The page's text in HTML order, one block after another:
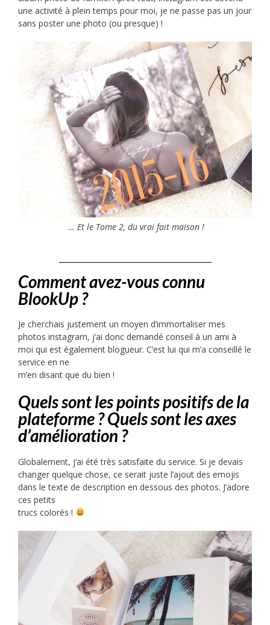
une activité à plein temps pour moi, je ne passe pas un jour
sans poster une photo (ou presque) !
… Et le Tome 2, du vrai fait maison !
Comment avez-vous connu
BlookUp ?
Je cherchais justement un moyen d’immortaliser mes
photos instagram, j’ai donc demandé conseil à un ami à
moi qui est également blogueur. C’est lui qui m’a conseillé le
service en ne
m’en disant que du bien !
Quels sont les points positifs de la
plateforme ? Quels sont les axes
d’amélioration ?
Globalement, j’ai été très satisfaite du service. Si je devais
changer quelque chose, ce serait juste l’ajout des emojis
dans le texte de description en dessous des photos. J’adore
ces petits
trucs colorés !